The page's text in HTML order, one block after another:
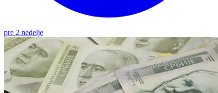
pre 2 nedelje